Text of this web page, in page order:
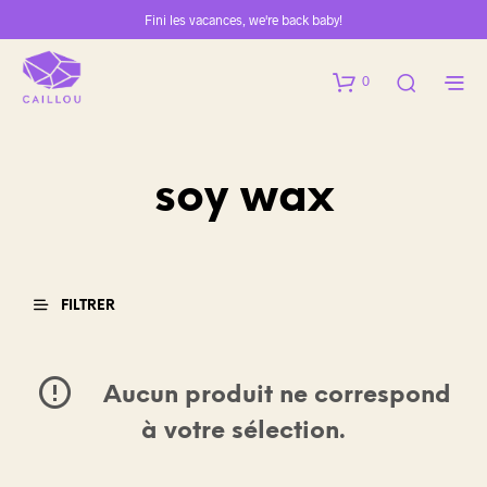
Fini les vacances, we're back baby!
0
soy wax
FILTRER
Aucun produit ne correspond
à votre sélection.